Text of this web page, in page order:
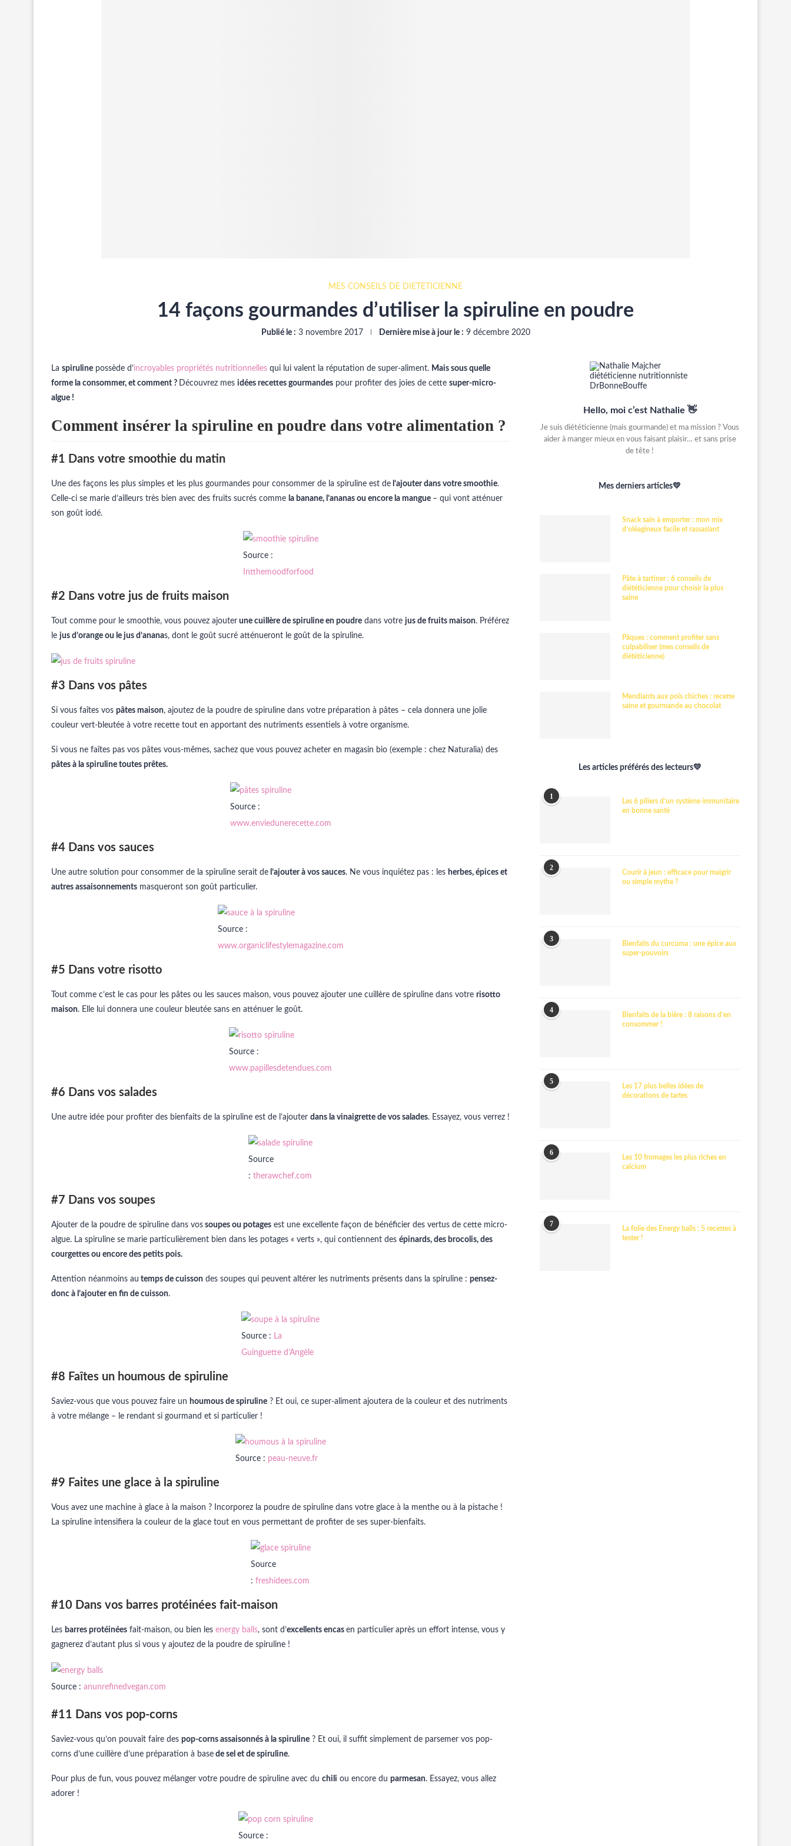
MES CONSEILS DE DIÉTÉTICIENNE
14 façons gourmandes d’utiliser la spiruline en poudre
Publié le : 3 novembre 2017 Dernière mise à jour le : 9 décembre 2020
La spiruline possède d’incroyables propriétés nutritionnelles qui lui valent la réputation de super-aliment. Mais sous quelle
forme la consommer, et comment ? Découvrez mes idées recettes gourmandes pour profiter des joies de cette super-micro-
algue !
Comment insérer la spiruline en poudre dans votre alimentation ?
#1 Dans votre smoothie du matin
Une des façons les plus simples et les plus gourmandes pour consommer de la spiruline est de l’ajouter dans votre smoothie.
Celle-ci se marie d’ailleurs très bien avec des fruits sucrés comme la banane, l’ananas ou encore la mangue – qui vont atténuer
son goût iodé.
Source :
Intthemoodforfood
#2 Dans votre jus de fruits maison
Tout comme pour le smoothie, vous pouvez ajouter une cuillère de spiruline en poudre dans votre jus de fruits maison. Préférez
le jus d’orange ou le jus d’ananas, dont le goût sucré atténueront le goût de la spiruline.
#3 Dans vos pâtes
Si vous faîtes vos pâtes maison, ajoutez de la poudre de spiruline dans votre préparation à pâtes – cela donnera une jolie
couleur vert-bleutée à votre recette tout en apportant des nutriments essentiels à votre organisme.
Si vous ne faîtes pas vos pâtes vous-mêmes, sachez que vous pouvez acheter en magasin bio (exemple : chez Naturalia) des
pâtes à la spiruline toutes prêtes.
Source :
www.enviedunerecette.com
#4 Dans vos sauces
Une autre solution pour consommer de la spiruline serait de l’ajouter à vos sauces. Ne vous inquiétez pas : les herbes, épices et
autres assaisonnements masqueront son goût particulier.
Source :
www.organiclifestylemagazine.com
#5 Dans votre risotto
Tout comme c’est le cas pour les pâtes ou les sauces maison, vous pouvez ajouter une cuillère de spiruline dans votre risotto
maison. Elle lui donnera une couleur bleutée sans en atténuer le goût.
Source :
www.papillesdetendues.com
#6 Dans vos salades
Une autre idée pour profiter des bienfaits de la spiruline est de l’ajouter dans la vinaigrette de vos salades. Essayez, vous verrez !
Source
:therawchef.com
#7 Dans vos soupes
Ajouter de la poudre de spiruline dans vos soupes ou potages est une excellente façon de bénéficier des vertus de cette micro-
algue. La spiruline se marie particulièrement bien dans les potages « verts », qui contiennent des épinards, des brocolis, des
courgettes ou encore des petits pois.
Attention néanmoins au temps de cuisson des soupes qui peuvent altérer les nutriments présents dans la spiruline : pensez-
donc à l’ajouter en fin de cuisson.
Source : La
Guinguette d’Angèle
#8 Faîtes un houmous de spiruline
Saviez-vous que vous pouvez faire un houmous de spiruline ? Et oui, ce super-aliment ajoutera de la couleur et des nutriments
à votre mélange – le rendant si gourmand et si particulier !
Source : peau-neuve.fr
#9 Faites une glace à la spiruline
Vous avez une machine à glace à la maison ? Incorporez la poudre de spiruline dans votre glace à la menthe ou à la pistache !
La spiruline intensifiera la couleur de la glace tout en vous permettant de profiter de ses super-bienfaits.
Source
: freshidees.com
#10 Dans vos barres protéinées fait-maison
Les barres protéinées fait-maison, ou bien les energy balls, sont d’excellents encas en particulier après un effort intense, vous y
gagnerez d’autant plus si vous y ajoutez de la poudre de spiruline !
Source : anunrefinedvegan.com
#11 Dans vos pop-corns
Saviez-vous qu’on pouvait faire des pop-corns assaisonnés à la spiruline ? Et oui, il suffit simplement de parsemer vos pop-
corns d’une cuillère d’une préparation à base de sel et de spiruline.
Pour plus de fun, vous pouvez mélanger votre poudre de spiruline avec du chili ou encore du parmesan. Essayez, vous allez
adorer !
Source :
Hello, moi c’est Nathalie 👋
Je suis diététicienne (mais gourmande) et ma mission ? Vous
aider à manger mieux en vous faisant plaisir… et sans prise
de tête !
Mes derniers articles💛
Snack sain à emporter : mon mix
d’oléagineux facile et rassasiant
Pâte à tartiner : 6 conseils de
diététicienne pour choisir la plus
saine
Pâques : comment profiter sans
culpabiliser (mes conseils de
diététicienne)
Mendiants aux pois chiches : recette
saine et gourmande au chocolat
Les articles préférés des lecteurs💛
1
Les 6 piliers d’un système immunitaire
en bonne santé
2
Courir à jeun : efficace pour maigrir
ou simple mythe ?
3
Bienfaits du curcuma : une épice aux
super-pouvoirs
4
Bienfaits de la bière : 8 raisons d’en
consommer !
5
Les 17 plus belles idées de
décorations de tartes
6
Les 10 fromages les plus riches en
calcium
7
La folie des Energy balls : 5 recettes à
tester !